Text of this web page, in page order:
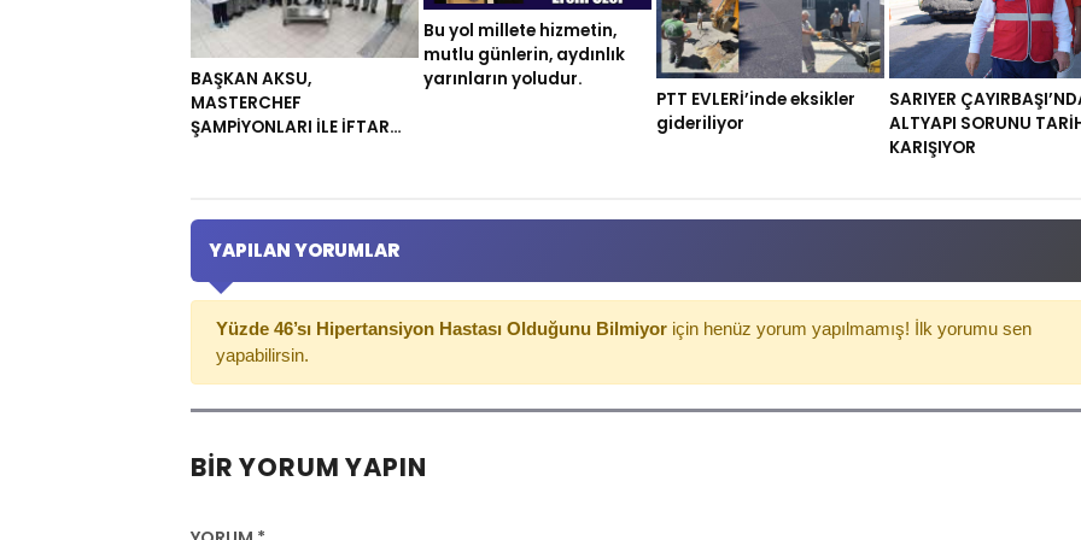
BAŞKAN AKSU,
MASTERCHEF
ŞAMPİYONLARI İLE İFTAR
Bu yol millete hizmetin,
mutlu günlerin, aydınlık
yarınların yoludur.
PTT EVLERİ’inde eksikler
gideriliyor
SARIYER
ALTYAPI SORUNU
KARIŞIYOR
YAPILAN YORUMLAR
Yüzde 46’sı Hipertansiyon Hastası Olduğunu Bilmiyor için henüz yorum yapılmamış! İlk yorumu sen
yapabilirsin.
BIR YORUM YAPIN